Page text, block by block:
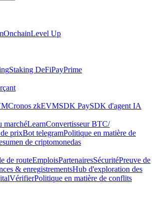
OnchainLevel Up
Staking DeFiPayPrime
Cronos zkEVMSDK PaySDK d'agent IA
marchéLearnConvertisseur BTC/
prixBot telegramPolitique en matière de
de criptomonedas
de routeEmploisPartenairesSécuritéPreuve de
& enregistrementsHub d'exploration des
VérifierPolitique en matière de conflits